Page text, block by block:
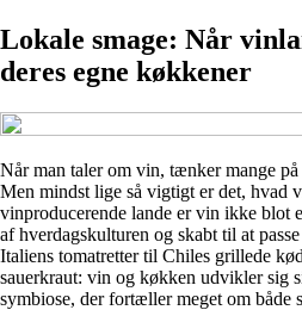
Lokale smage: Når
deres egne køkkener
Når man taler om vin, tænker mange
Men mindst lige så vigtigt er det, hvad
vinproducerende lande er vin ikke blot
af hverdagskulturen og skabt til at
Italiens tomatretter til Chiles grillede
sauerkraut: vin og køkken udvikler sig
symbiose, der fortæller meget om både